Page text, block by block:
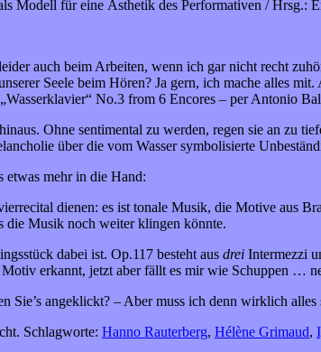
für eine Ästhetik des Performativen / Hrsg.:
auch beim Arbeiten, wenn ich gar nicht recht
Seele beim Hören? Ja gern, ich mache alles
No.3 from 6 Encores – per Antonio
Ohne sentimental zu werden, regen sie an zu
über die vom Wasser symbolisierte
etwas mehr in die Hand:
dienen: es ist tonale Musik, die Motive aus
die Musik noch weiter klingen könnte.
dabei ist. Op.117 besteht aus drei Intermezzi
erkannt, jetzt aber fällt es mir wie Schuppen …
Sie’s angeklickt? – Aber muss ich denn wirklich alles
Schlagworte: Hanno Rauterberg, Hélène Grimaud,